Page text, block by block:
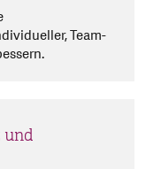
Team-
und